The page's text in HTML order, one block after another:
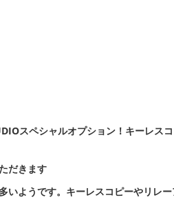
スペシャルオプション！ キーレス
だきます
ようです。キーレスコピーやリレー